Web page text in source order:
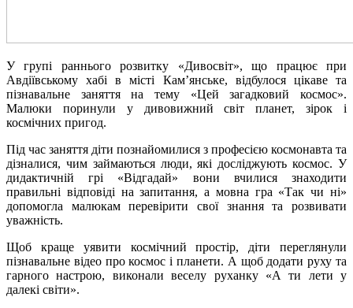
У групі раннього розвитку «Дивосвіт», що працює при
Авдіївському хабі в місті Кам’янське, відбулося цікаве та
пізнавальне заняття на тему «Цей загадковий космос».
Малюки поринули у дивовижний світ планет, зірок і
космічних пригод.
Під час заняття діти познайомилися з професією космонавта та
дізналися, чим займаються люди, які досліджують космос. У
дидактичній грі «Відгадай» вони вчилися знаходити
правильні відповіді на запитання, а мовна гра «Так чи ні»
допомогла малюкам перевірити свої знання та розвивати
уважність.
Щоб краще уявити космічний простір, діти переглянули
пізнавальне відео про космос і планети. А щоб додати руху та
гарного настрою, виконали веселу руханку «А ти лети у
далекі світи».